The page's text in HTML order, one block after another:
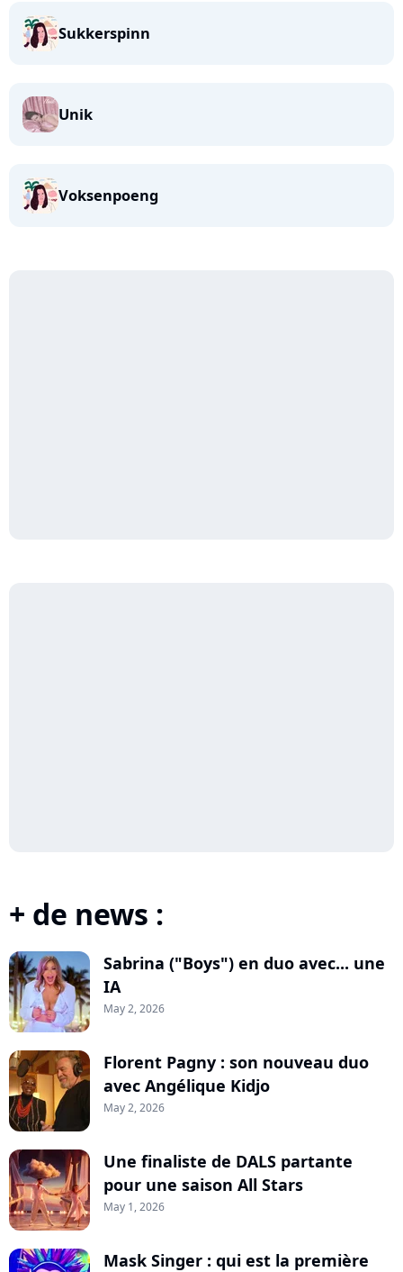
Sukkerspinn
Unik
Voksenpoeng
+ de news :
Sabrina ("Boys") en duo avec... une
IA
May 2, 2026
Florent Pagny : son nouveau duo
avec Angélique Kidjo
May 2, 2026
Une finaliste de DALS partante
pour une saison All Stars
May 1, 2026
Mask Singer : qui est la première